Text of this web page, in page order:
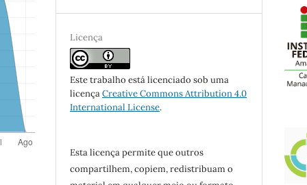
Licença
Este trabalho está licenciado sob uma
licençaCreative Commons Attribution 4.0
International License.
Esta licença permite que outros
compartilhem, copiem, redistribuam o